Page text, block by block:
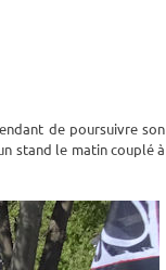
de poursuivre son
stand le matin couplé à